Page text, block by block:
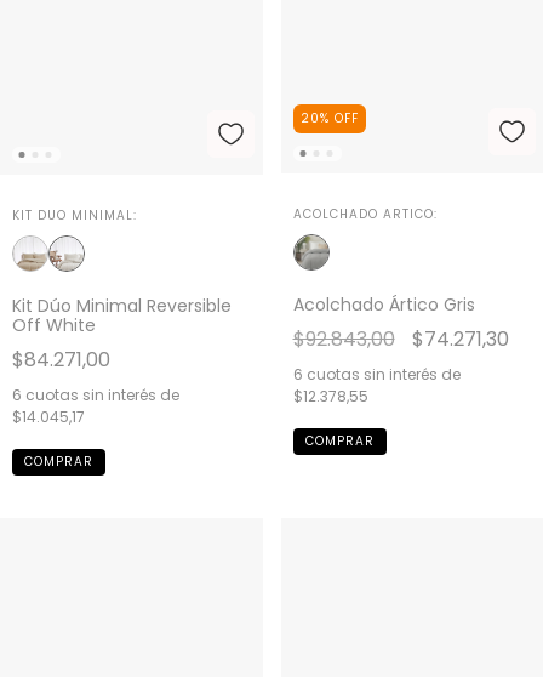
KIT DUO MINIMAL:
Kit Dúo Minimal Reversible
Off White
$84.271,00
6 cuotas sin interés de
$14.045,17
COMPRAR
20% OFF
ACOLCHADO ARTICO:
Acolchado Ártico Gris
$92.843,00 $74.271,30
6 cuotas sin interés de
$12.378,55
COMPRAR